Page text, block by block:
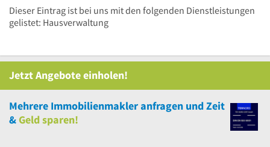
Dieser Eintrag ist bei uns mit den folgenden Dienstleistungen
gelistet: Hausverwaltung
Jetzt Angebote einholen!
Mehrere Immobilienmakler anfragen und Zeit
&Geld sparen!